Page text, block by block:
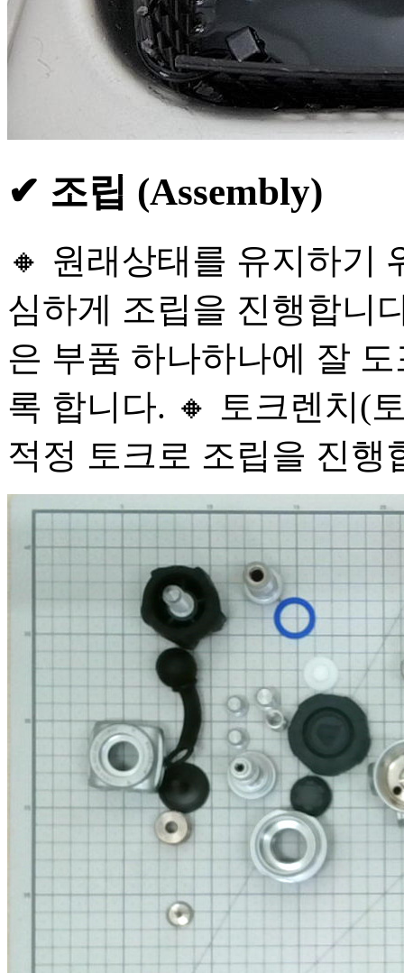
✔ 조립 (Assembly)
🔸 원래상태를 유지하기
심하게 조립을 진행합니
은 부품 하나하나에 잘
록 합니다. 🔸 토크렌치(
적정 토크로 조립을 진행